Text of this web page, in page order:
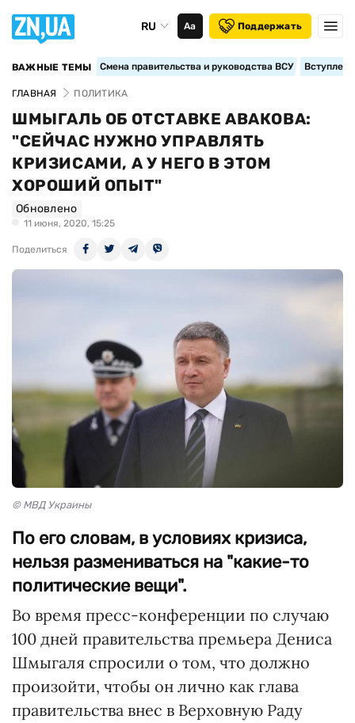
RU Аа Поддержать
ВАЖНЫЕ ТЕМЫ Смена правительства и руководства ВСУ
ГЛАВНАЯ ПОЛИТИКА
ШМЫГАЛЬ ОБ ОТСТАВКЕ АВАКОВА:
"СЕЙЧАС НУЖНО УПРАВЛЯТЬ
КРИЗИСАМИ, А У НЕГО В ЭТОМ
ХОРОШИЙ ОПЫТ"
Обновлено
11 июня, 2020, 15:25
Поделиться
© МВД Украины
По его словам, в условиях кризиса,
нельзя размениваться на "какие-то
политические вещи".
Во время пресс-конференции по случаю
100 дней правительства премьера Дениса
Шмыгаля спросили о том, что должно
произойти, чтобы он лично как глава
правительства внес в Верховную Раду